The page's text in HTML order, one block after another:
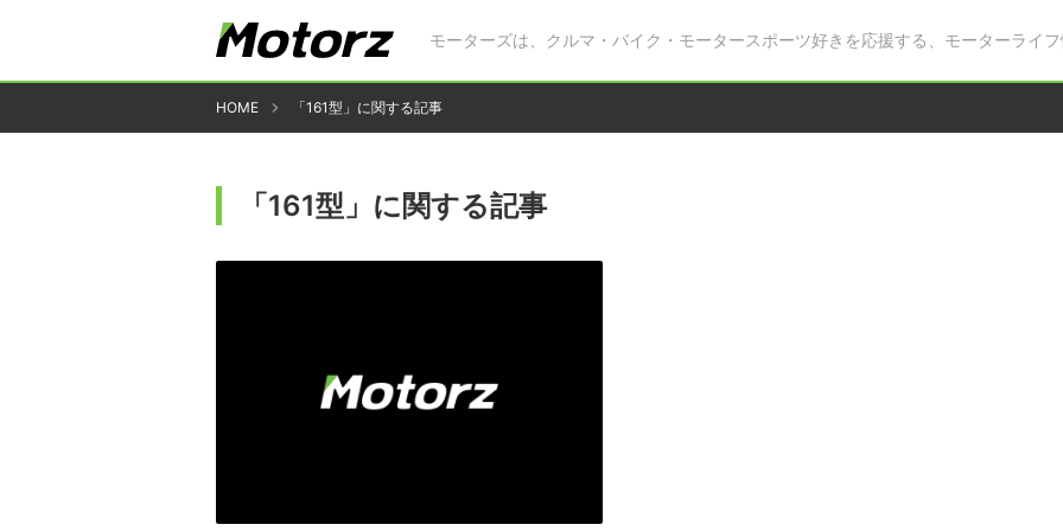
モーターズは、クルマ・バイク・モータースポーツ好きを応援する、モーターライ
HOME 「161型」に関する記事
「161型」に関する記事